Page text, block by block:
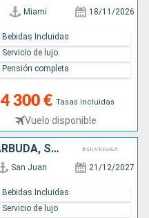
Miami 18/11/2026
4 300 € Tasas incluidas
Vuelo disponible
Bebidas Incluidas
Servicio de lujo
Pensión completa
PORTO RICO, ANTIGUA Y BARBUDA, SANTA LUCIA, JOST VAN DYKE
San Juan 21/12/2027
Bebidas Incluidas
Servicio de lujo